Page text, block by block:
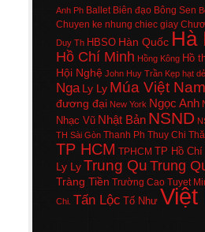
Anh Ph Ballet Biên đạo Bông Sen
Chuyen ke nhung chiec giay
Duy Th HBSO Hàn Quốc Hà
Hồ Chí Minh Hồng Kông Hồ
Hội Nghệ John Huy Trần Kẹp hạt dẻ
Nga Ly Ly Múa Việt Nam
đương đại New York Ngọc Anh
Nhạc Vũ Nhật Bản NSND
TH Sài Gòn Thanh Ph Thuy Chi
TP HCM TPHCM TP Hồ Chí
Ly LyTrung Qu Trung
Tràng Tiền Trường Cao Tuyet
Chi. Tấn Lộc Tố Như Việt